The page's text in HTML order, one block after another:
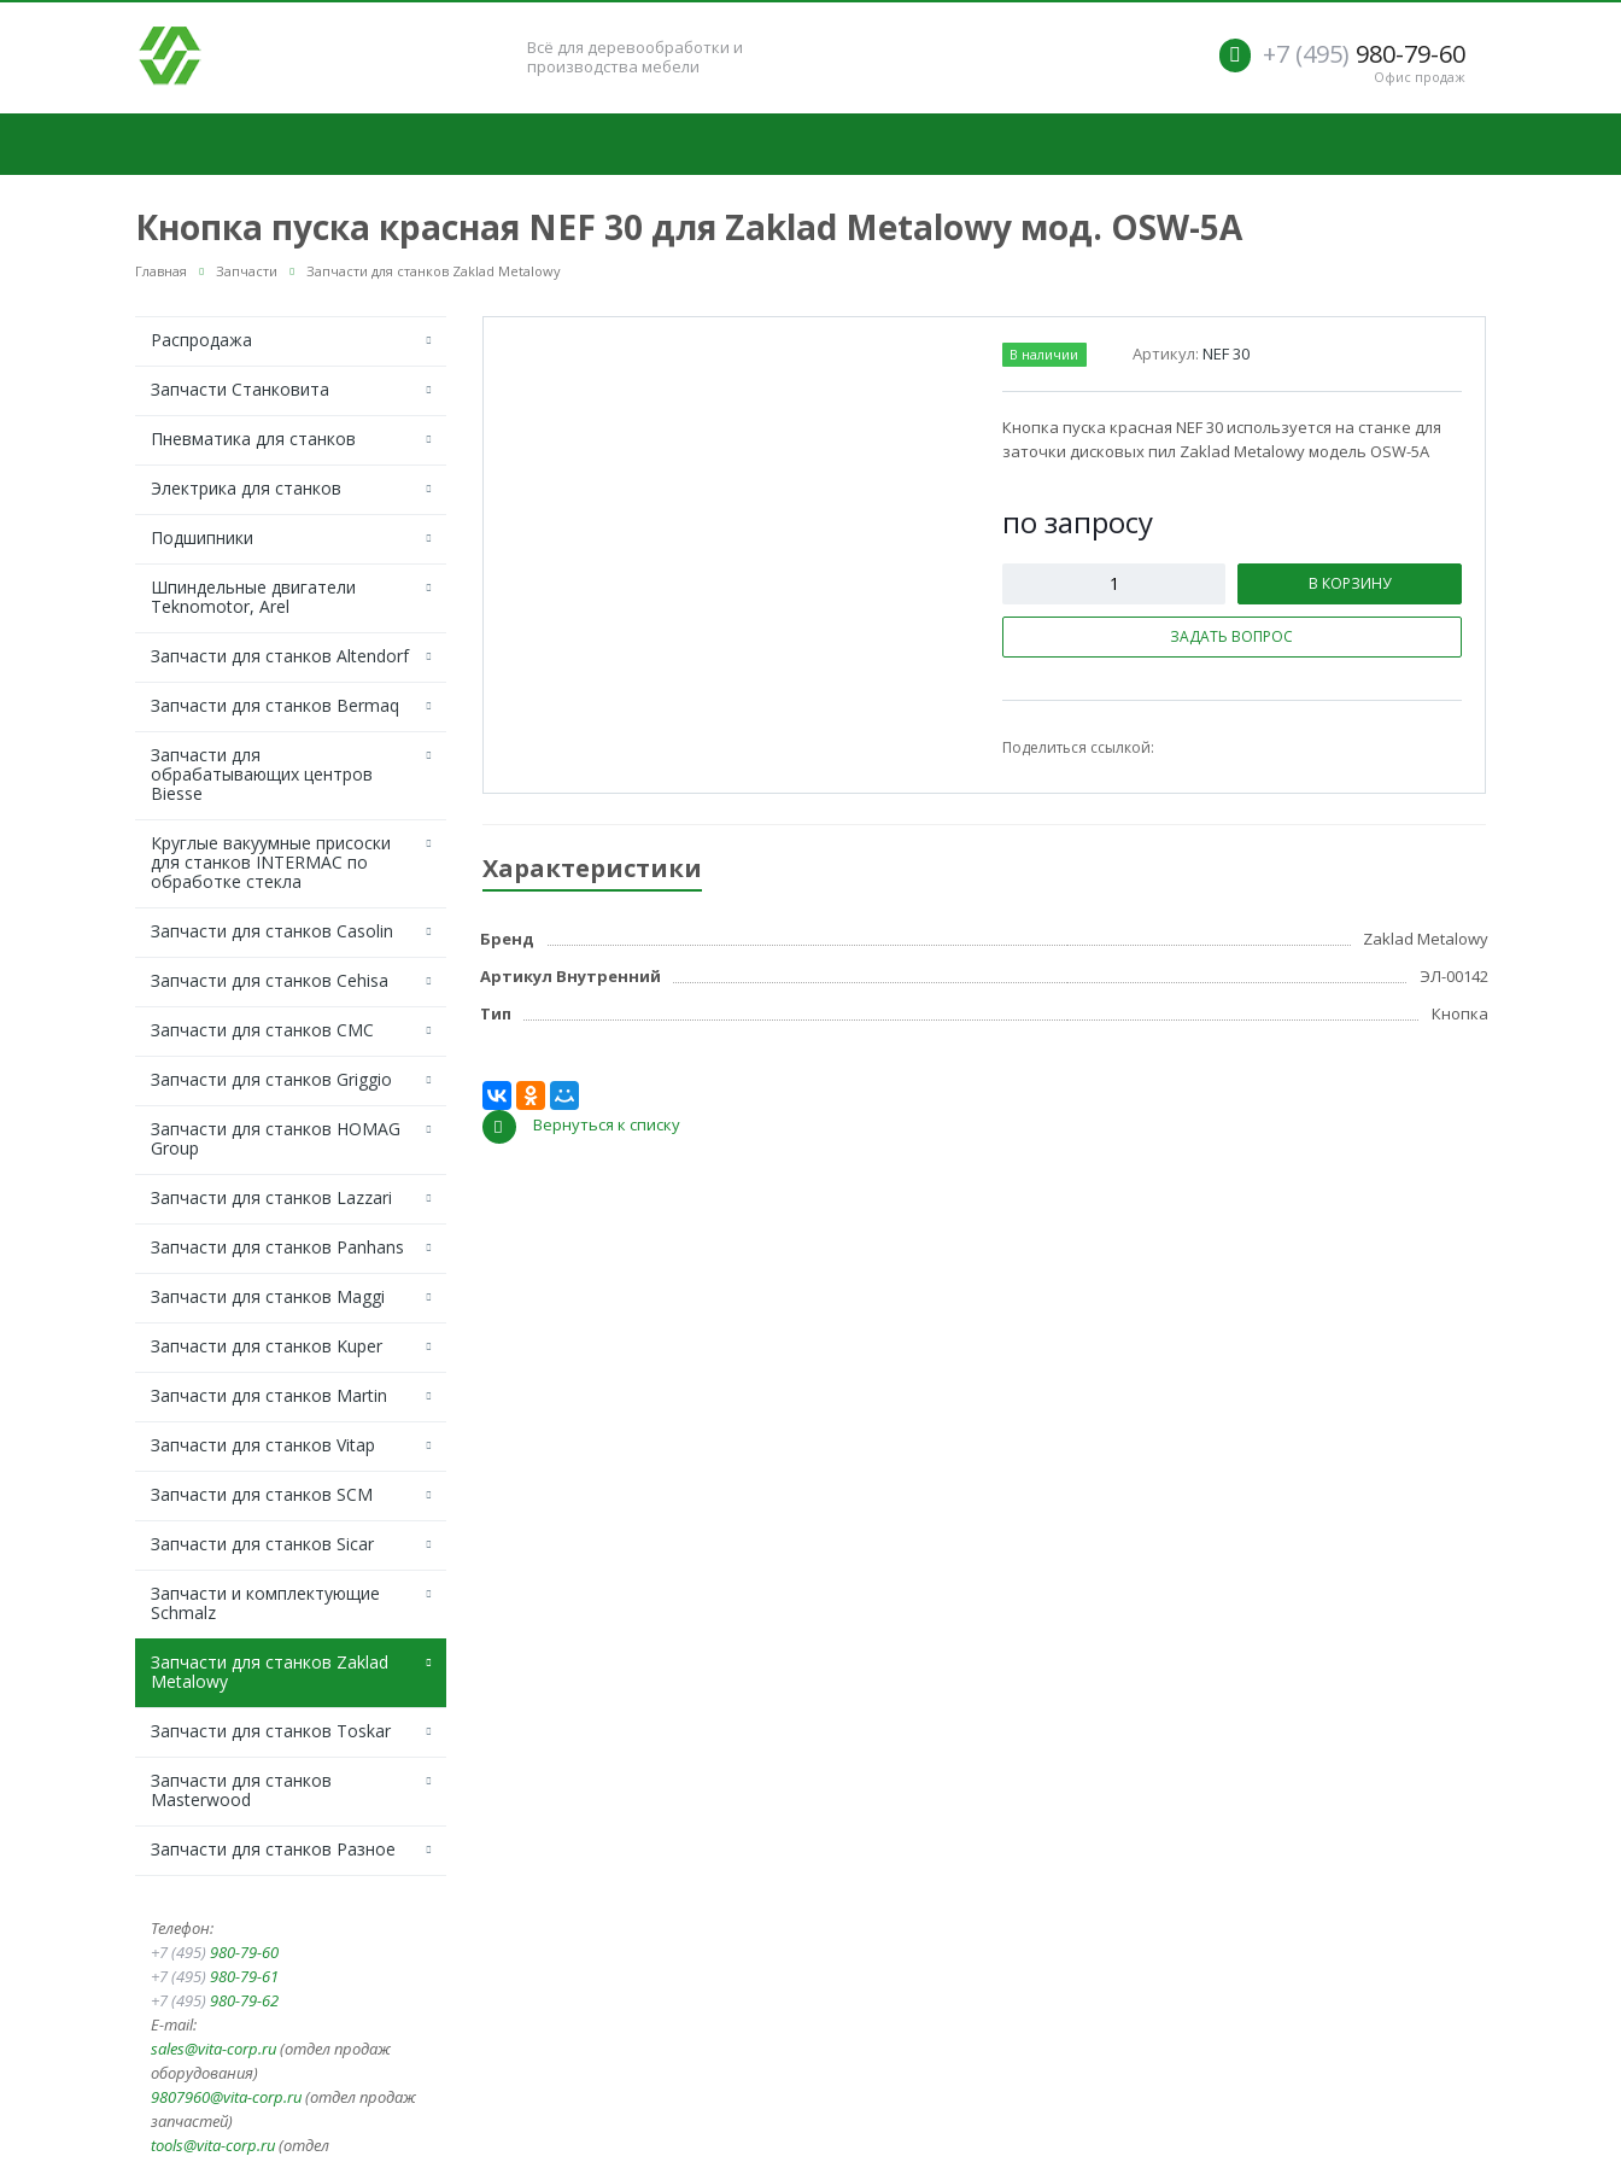
Всё для деревообработки и
производства мебели
+7 (495) 980-79-60
Офис продаж
Кнопка пуска красная NEF 30 для Zaklad Metalowy мод. OSW-5A
Главная Запчасти Запчасти для станков Zaklad Metalowy
Распродажа
Запчасти Станковита
Пневматика для станков
Электрика для станков
Подшипники
Шпиндельные двигатели
Teknomotor, Arel
Запчасти для станков Altendorf
Запчасти для станков Bermaq
Запчасти для
обрабатывающих центров
Biesse
Круглые вакуумные присоски
для станков INTERMAC по
обработке стекла
Запчасти для станков Casolin
Запчасти для станков Cehisa
Запчасти для станков CMC
Запчасти для станков Griggio
Запчасти для станков HOMAG
Group
Запчасти для станков Lazzari
Запчасти для станков Panhans
Запчасти для станков Maggi
Запчасти для станков Kuper
Запчасти для станков Martin
Запчасти для станков Vitap
Запчасти для станков SCM
Запчасти для станков Sicar
Запчасти и комплектующие
Schmalz
Запчасти для станков Zaklad
Metalowy
Запчасти для станков Toskar
Запчасти для станков
Masterwood
Запчасти для станков Разное
Телефон:
+7 (495) 980-79-60
+7 (495) 980-79-61
+7 (495) 980-79-62
E-mail:
sales@vita-corp.ru(отдел продаж
оборудования)
9807960@vita-corp.ru(отдел продаж
запчастей)
tools@vita-corp.ru(отдел
В наличии Артикул: NEF 30
Кнопка пуска красная NEF 30 используется на станке для
заточки дисковых пил Zaklad Metalowy модель OSW-5A
по запросу
В КОРЗИНУ
ЗАДАТЬ ВОПРОС
Поделиться ссылкой:
Характеристики
Бренд
Zaklad Metalowy
Артикул Внутренний
ЭЛ-00142
Тип
Кнопка
Вернуться к списку